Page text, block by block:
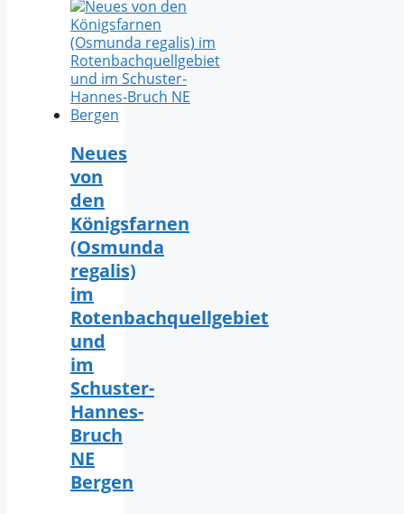
Neues
von
den
Königsfarnen
(Osmunda
regalis)
im
Rotenbachquellgebiet
und
im
Schuster-
Hannes-
Bruch
NE
Bergen